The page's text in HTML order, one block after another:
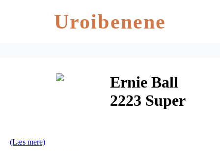
Uroibenene
Ernie Ball
2223 Super
(Læs mere)